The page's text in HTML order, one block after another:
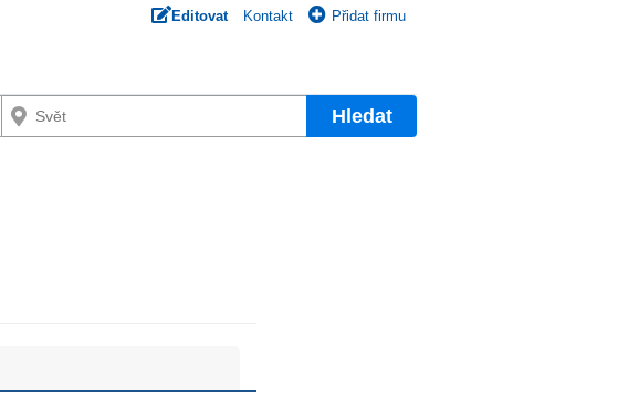
Editovat Kontakt Přidat firmu
Hledat